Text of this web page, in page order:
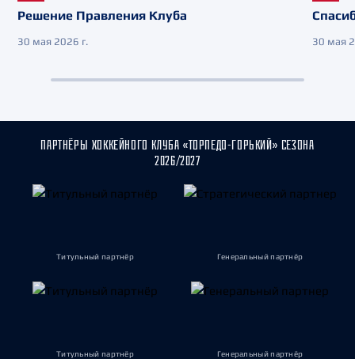
Решение Правления Клуба
30 мая 2026 г. 30 мая
ПАРТНЁРЫ ХОККЕЙНОГО КЛУБА «ТОРПЕДО-ГОРЬКИЙ» СЕЗОНА
2026/2027
Титульный партнёр Генеральный партнёр
Титульный партнёр Генеральный партнёр